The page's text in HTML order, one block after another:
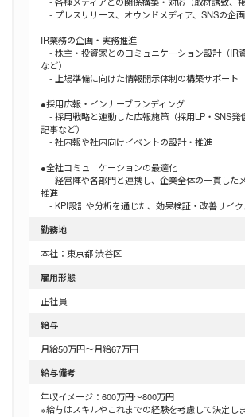
‐ プレスリリース、オウンドメディア、SNSの企
IR業務の企画・実務推進
‐ 株主・投資家とのコミュニケーション設計（IR
など）
‐ 上場準備に向けた情報開示体制の構築サポート
●採用広報・インナーブランディング
‐ 採用戦略と連動した広報施策（採用LP・SNS発
記事など）
‐ 社内報や社内向けイベントの設計・推進
●全社コミュニケーションの最適化
‐ 経営陣や各部門と連携し、企業全体の一貫した
推進
‐ KPI設計や分析を通じた、効果検証・改善サイ
勤務地
本社：東京都 渋谷区
雇用形態
正社員
給与
月給50万円～月給67万円
給与備考
年収イメージ：600万円～800万円
※給与はスキルやこれまでの経験を考慮して決定しま